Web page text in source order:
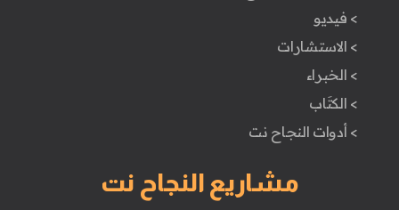
> فيديو
> الاستشارات
> الخبراء
> الكتَاب
> أدوات النجاح نت
مشاريع النجاح نت